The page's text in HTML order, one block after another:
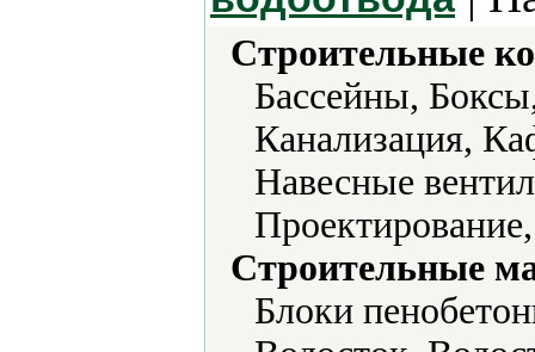
Строительные
Бассейны,
Канализация,
Навесные
Строительные
Блоки